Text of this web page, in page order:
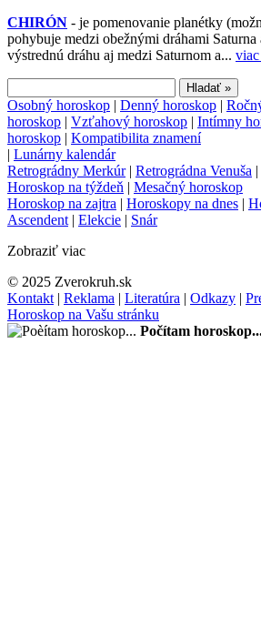
CHIRÓN - je pomenovanie planétky
pohybuje medzi obežnými dráhami Saturna
výstrednú dráhu aj medzi Saturnom a... viac
Osobný horoskop | Denný horoskop |
horoskop | Vzťahový horoskop | Intímny
horoskop | Kompatibilita znamení
| Lunárny kalendár
Retrográdny Merkúr| Retrográdna Venuša |
Horoskop na týždeň | Mesačný horoskop
Horoskop na zajtra | Horoskopy na dnes |
Ascendent | Elekcie | Snár
Zobraziť viac
© 2025 Zverokruh.sk
Kontakt | Reklama | Literatúra | Odkazy |
Horoskop na Vašu stránku
Počítam